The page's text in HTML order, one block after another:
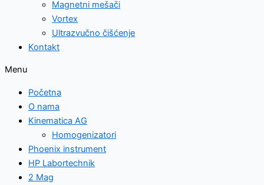
Magnetni mešači
Vortex
Ultrazvučno čišćenje
Kontakt
Menu
Početna
O nama
Kinematica AG
Homogenizatori
Phoenix instrument
HP Labortechnik
2 Mag